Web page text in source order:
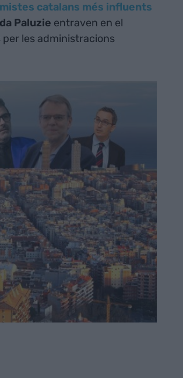
catalans més influents
Paluzie entraven en el
les administracions